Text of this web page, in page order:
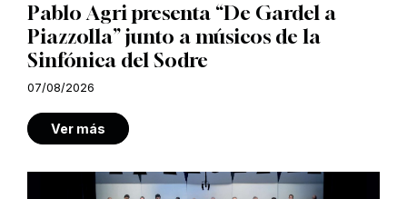
Pablo Agri presenta “De Gardel a
Piazzolla” junto a músicos de la
Sinfónica del Sodre
07/08/2026
Ver más